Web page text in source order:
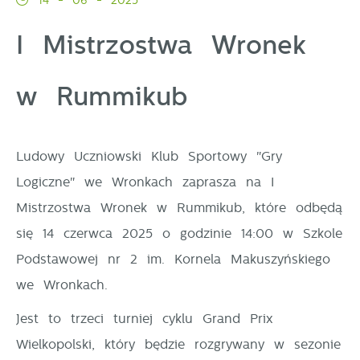
I Mistrzostwa Wronek
w Rummikub
Ludowy Uczniowski Klub Sportowy "Gry
Logiczne" we Wronkach zaprasza na I
Mistrzostwa Wronek w Rummikub, które odbędą
się 14 czerwca 2025 o godzinie 14:00 w Szkole
Podstawowej nr 2 im. Kornela Makuszyńskiego
we Wronkach.
Jest to trzeci turniej cyklu Grand Prix
Wielkopolski, który będzie rozgrywany w sezonie
Pliki cookies odpowiadają na podejmowane przez
ustawień preferencji prywatności, logowania czy
z której korzystasz, może działać bez zakłóceń.
Tego typu pliki cookies umożliwiają stronie
funkcjonalności czy prezentowanych treści.
Dzięki tym plikom cookies możemy zapewnić Ci
większy komfort korzystania z funkcjonalności naszej
strony poprzez dopasowanie jej do Twoich
indywidualnych preferencji. Wyrażenie zgody na
funkcjonalne i personalizacyjne pliki cookies
stronie.
Analityczne
Analityczne pliki cookies pomagają nam rozwijać się
w zakresie wykorzystywania witryny internetowej,
Więcej